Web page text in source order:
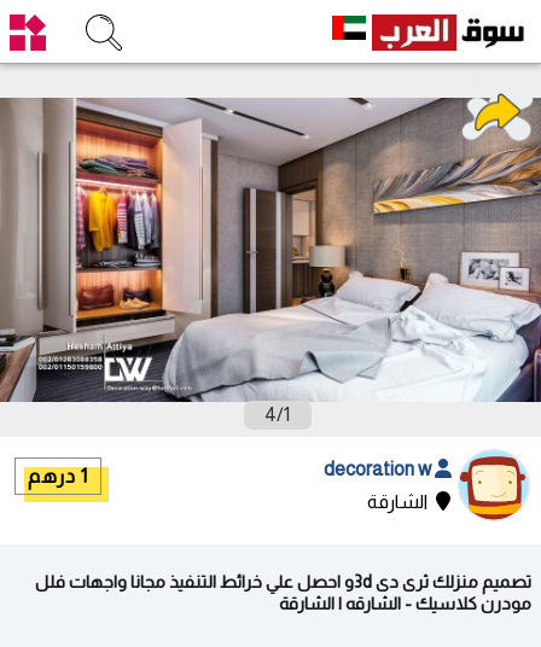
1
/
4
decoration w
الشارقة
1 درهم
تصميم منزلك ثرى دى 3dو احصل علي خرائط التنفيذ مجانا واجهات فلل
مودرن كلاسيك - الشارقه | الشارقة